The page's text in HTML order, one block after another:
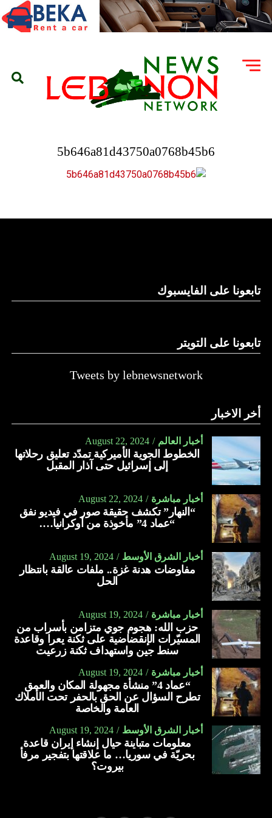
5b646a81d43750a0768b45b6
تابعونا على الفايسبوك
تابعونا على التويتر
Tweets by lebnewsnetwork
أخر الاخبار
أخبار العالم August 22, 2024
الخطوط الجوية الأميركية تمدّد تعليق رحلاتها
إلى إسرائيل حتى آذار المقبل
أخبار مباشرة August 22, 2024
“النهار” تكشف حقيقة صور في فيديو نفق
“عماد 4” مأخوذة من أوكرانيا….
أخبار الشرق الأوسط August 19, 2024
مفاوضات هدنة غزة.. ملفات عالقة بانتظار
الحل
أخبار مباشرة August 19, 2024
حزب الله: هجوم جوي متزامن بأسراب من
المسيّرات الإنقضاضية على ثكنة يعرا وقاعدة
سنط جين واستهداف ثكنة زرعيت
أخبار مباشرة August 19, 2024
“عماد 4” منشأة مجهولة المكان والعمق
تطرح السؤال عن الحق بالحفر تحت الأملاك
العامة والخاصة
أخبار الشرق الأوسط August 19, 2024
معلومات متباينة حيال إنشاء إيران قاعدة
بحريّة في سوريا… ما علاقتها بتفجير مرفأ
بيروت؟